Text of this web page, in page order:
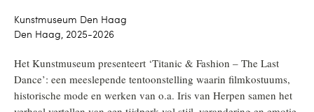
Kunstmuseum Den Haag
Den Haag, 2025-2026
Het Kunstmuseum presenteert ‘Titanic & Fashion – The Last
Dance’: een meeslepende tentoonstelling waarin filmkostuums,
historische mode en werken van o.a. Iris van Herpen samen het